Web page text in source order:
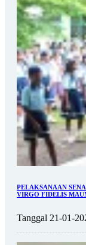
PELAKSANAAN
VIRGO FIDELIS
Tanggal 21-01-